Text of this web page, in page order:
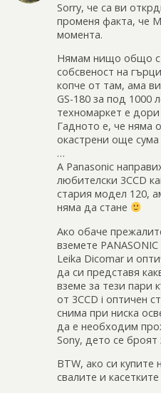
Sorry, че са ви
променя факта, че
момента.
Нямам нищо общо с
собсвеност на
копче от там, ама
GS-180 за под 1000
техномаркет е дори
Гадното е, че няма
окастрени още
…
А Panasonic
любителски 3CCD
стария модел 120,
няма да стане
Ако обаче
вземете
Leika Dicomar и
да си представя
вземе за тези
от 3CCD i оптичен
снима при ниска
да е необходим
Sony, дето се
BTW, ако си
свалите и